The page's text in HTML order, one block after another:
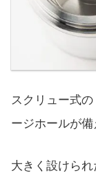
スクリュー式
ージホールが備
大きく設けら